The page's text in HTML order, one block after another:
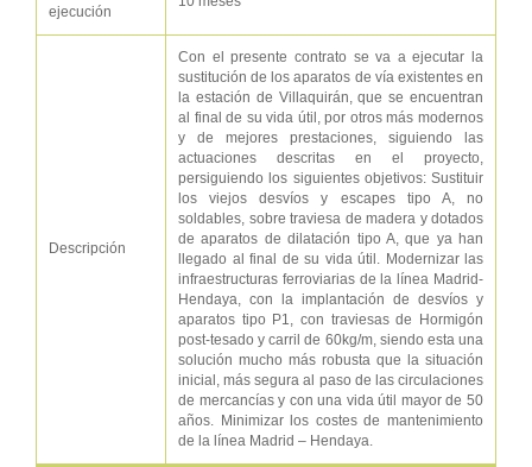
ejecución
Descripción
Con el presente contrato se va a ejecutar la
sustitución de los aparatos de vía existentes en
la estación de Villaquirán, que se encuentran
al final de su vida útil, por otros más modernos
y de mejores prestaciones, siguiendo las
actuaciones descritas en el proyecto,
persiguiendo los siguientes objetivos: Sustituir
los viejos desvíos y escapes tipo A, no
soldables, sobre traviesa de madera y dotados
de aparatos de dilatación tipo A, que ya han
llegado al final de su vida útil. Modernizar las
infraestructuras ferroviarias de la línea Madrid-
Hendaya, con la implantación de desvíos y
aparatos tipo P1, con traviesas de Hormigón
post-tesado y carril de 60kg/m, siendo esta una
solución mucho más robusta que la situación
inicial, más segura al paso de las circulaciones
de mercancías y con una vida útil mayor de 50
años. Minimizar los costes de mantenimiento
de la línea Madrid – Hendaya.